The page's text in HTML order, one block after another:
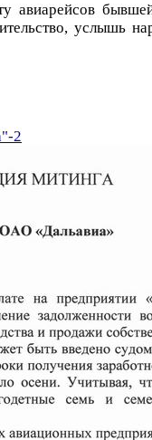
авиарейсов
услышь
2